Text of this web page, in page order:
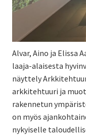
Alvar, Aino ja Elissa
laaja-alaisesta
näyttely
arkkitehtuuri ja
rakennetun
on myös
nykyiselle